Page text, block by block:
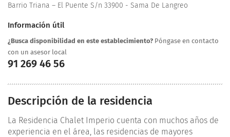
Barrio Triana – El Puente S/n 33900 - Sama De Langreo
Información útil
¿Busca disponibilidad en este establecimiento? Póngase en contacto
con un asesor local
91 269 46 56
Descripción de la residencia
La Residencia Chalet Imperio cuenta con muchos años de
experiencia en el área, las residencias de mayores